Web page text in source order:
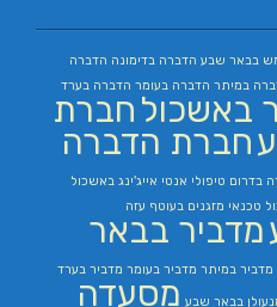
בבאר שבע הדברה בדימונה הדברה
במיתר הדברה בעומר הדברה בערד
באשכול חברת
חברת הדברה
בדרום טיפולי אנטי אייג'ינג באשכול
טכנאי מזגנים בעוטף עזה
מדביר בבאר
מדביר במיתר מדביר בעומר מדביר בערד
בבאר שבע מסעדה